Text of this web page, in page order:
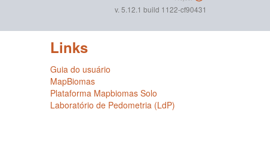
v. 5.12.1 build 1122-cf90431
Links
Guia do usuário
MapBiomas
Plataforma Mapbiomas Solo
Laboratório de Pedometria (LdP)